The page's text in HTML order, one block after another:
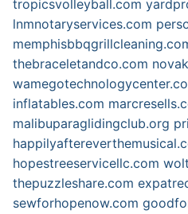
tropicsvolleyball.com
lnmnotaryservices.com
thebraceletandco.com
inflatables.com
malibuparaglidingclub.org
hopestreeservicellc.com
thepuzzleshare.com
sewforhopenow.com